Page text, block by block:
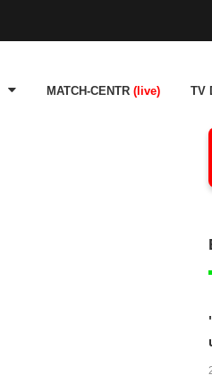
MATCH-CENTR (live) TV